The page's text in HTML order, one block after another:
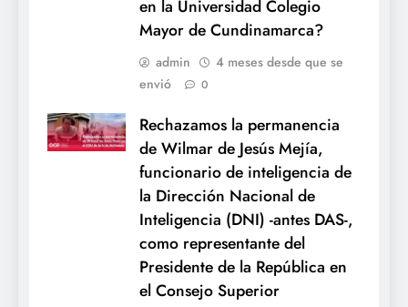
en la Universidad Colegio
Mayor de Cundinamarca?
admin
4 meses desde que se
envió
0
Rechazamos la permanencia
de Wilmar de Jesús Mejía,
funcionario de inteligencia de
la Dirección Nacional de
Inteligencia (DNI) -antes DAS-,
como representante del
Presidente de la República en
el Consejo Superior